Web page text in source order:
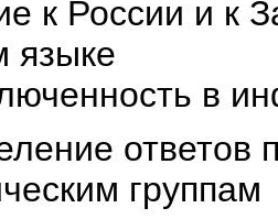
к России и к
языке
в
ответов
группам